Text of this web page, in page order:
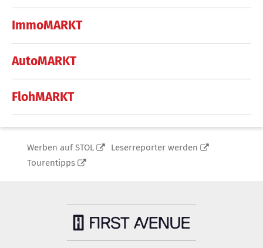
ImmoMARKT
AutoMARKT
FlohMARKT
Werben auf STOL
Leserreporter werden
Tourentipps